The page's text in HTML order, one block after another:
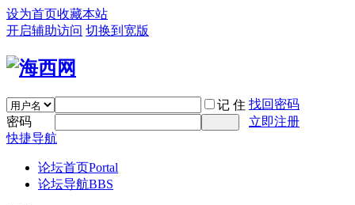
设为首页收藏本站
开启辅助访问 切换到宽版
记 住 找回密码
密码
立即注册
快捷导航
论坛首页Portal
论坛导航BBS